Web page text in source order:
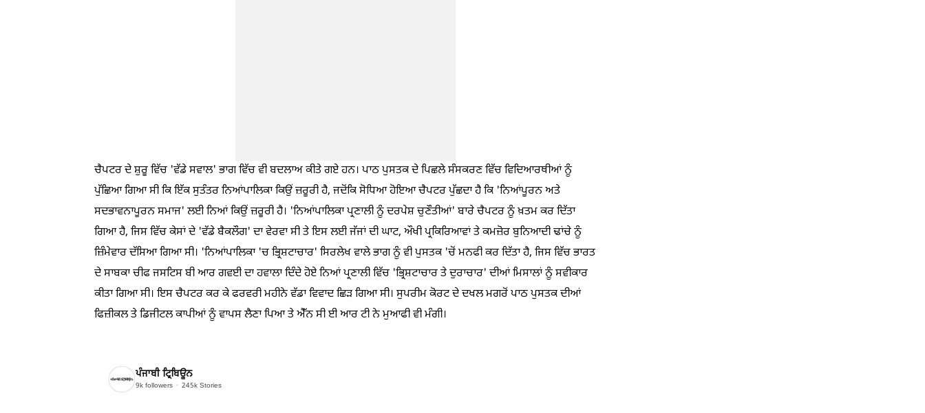
ਚੈਪਟਰ ਦੇ ਸ਼ੁਰੂ ਵਿੱਚ 'ਵੱਡੇ ਸਵਾਲ' ਭਾਗ ਵਿੱਚ ਵੀ ਬਦਲਾਅ ਕੀਤੇ ਗਏ ਹਨ। ਪਾਠ ਪੁਸਤਕ ਦੇ ਪਿਛਲੇ ਸੰਸਕਰਣ ਵਿੱਚ ਵਿਦਿਆਰਥੀਆਂ ਨੂੰ
ਪੁੱਛਿਆ ਗਿਆ ਸੀ ਕਿ ਇੱਕ ਸੁਤੰਤਰ ਨਿਆਂਪਾਲਿਕਾ ਕਿਉਂ ਜ਼ਰੂਰੀ ਹੈ, ਜਦੋਂਕਿ ਸੋਧਿਆ ਹੋਇਆ ਚੈਪਟਰ ਪੁੱਛਦਾ ਹੈ ਕਿ 'ਨਿਆਂਪੂਰਨ ਅਤੇ
ਸਦਭਾਵਨਾਪੂਰਨ ਸਮਾਜ' ਲਈ ਨਿਆਂ ਕਿਉਂ ਜ਼ਰੂਰੀ ਹੈ। 'ਨਿਆਂਪਾਲਿਕਾ ਪ੍ਰਣਾਲੀ ਨੂੰ ਦਰਪੇਸ਼ ਚੁਣੌਤੀਆਂ' ਬਾਰੇ ਚੈਪਟਰ ਨੂੰ ਖ਼ਤਮ ਕਰ ਦਿੱਤਾ
ਗਿਆ ਹੈ, ਜਿਸ ਵਿੱਚ ਕੇਸਾਂ ਦੇ 'ਵੱਡੇ ਬੈਕਲੌਗ' ਦਾ ਵੇਰਵਾ ਸੀ ਤੇ ਇਸ ਲਈ ਜੱਜਾਂ ਦੀ ਘਾਟ, ਔਖੀ ਪ੍ਰਕਿਰਿਆਵਾਂ ਤੇ ਕਮਜ਼ੋਰ ਬੁਨਿਆਦੀ ਢਾਂਚੇ ਨੂੰ
ਜ਼ਿੰਮੇਵਾਰ ਦੱਸਿਆ ਗਿਆ ਸੀ। 'ਨਿਆਂਪਾਲਿਕਾ 'ਚ ਭ੍ਰਿਸ਼ਟਾਚਾਰ' ਸਿਰਲੇਖ ਵਾਲੇ ਭਾਗ ਨੂੰ ਵੀ ਪੁਸਤਕ 'ਚੋਂ ਮਨਫੀ ਕਰ ਦਿੱਤਾ ਹੈ, ਜਿਸ ਵਿੱਚ ਭਾਰਤ
ਦੇ ਸਾਬਕਾ ਚੀਫ ਜਸਟਿਸ ਬੀ ਆਰ ਗਵਈ ਦਾ ਹਵਾਲਾ ਦਿੰਦੇ ਹੋਏ ਨਿਆਂ ਪ੍ਰਣਾਲੀ ਵਿੱਚ 'ਭ੍ਰਿਸ਼ਟਾਚਾਰ ਤੇ ਦੁਰਾਚਾਰ' ਦੀਆਂ ਮਿਸਾਲਾਂ ਨੂੰ ਸਵੀਕਾਰ
ਕੀਤਾ ਗਿਆ ਸੀ। ਇਸ ਚੈਪਟਰ ਕਰ ਕੇ ਫਰਵਰੀ ਮਹੀਨੇ ਵੱਡਾ ਵਿਵਾਦ ਛਿੜ ਗਿਆ ਸੀ। ਸੁਪਰੀਮ ਕੋਰਟ ਦੇ ਦਖਲ ਮਗਰੋਂ ਪਾਠ ਪੁਸਤਕ ਦੀਆਂ
ਫਿਜ਼ੀਕਲ ਤੇ ਡਿਜੀਟਲ ਕਾਪੀਆਂ ਨੂੰ ਵਾਪਸ ਲੈਣਾ ਪਿਆ ਤੇ ਐੱਨ ਸੀ ਈ ਆਰ ਟੀ ਨੇ ਮੁਆਫੀ ਵੀ ਮੰਗੀ।
ਪੰਜਾਬੀ ਟ੍ਰਿਬਿਊਨ
9k followers 245k Stories